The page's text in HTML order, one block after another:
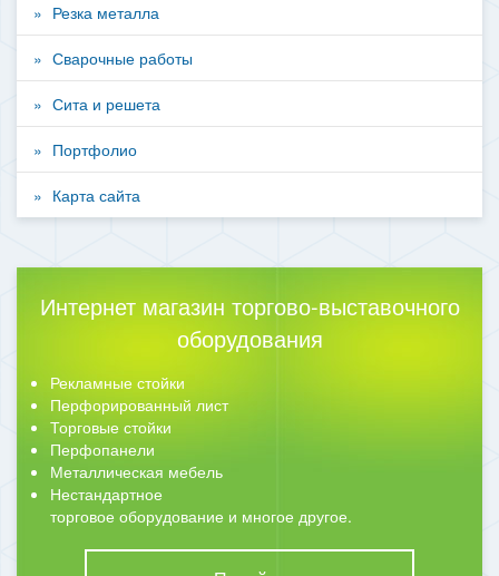
Резка металла
Сварочные работы
Сита и решета
Портфолио
Карта сайта
Интернет магазин торгово-выставочного
оборудования
Рекламные стойки
Перфорированный лист
Торговые стойки
Перфопанели
Металлическая мебель
Нестандартное
торговое оборудование и многое другое.